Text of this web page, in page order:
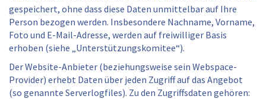
gespeichert, ohne dass diese Daten unmittelbar auf Ihre
Person bezogen werden. Insbesondere Nachname, Vorname,
Foto und E-Mail-Adresse, werden auf freiwilliger Basis
erhoben (siehe „Unterstützungskomitee“).
Der Website-Anbieter (beziehungsweise sein Webspace-
Provider) erhebt Daten über jeden Zugriff auf das Angebot
(so genannte Serverlogfiles). Zu den Zugriffsdaten gehören: